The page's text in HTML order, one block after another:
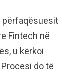
përfaqësuesit
Fintech në
u kërkoi
do të